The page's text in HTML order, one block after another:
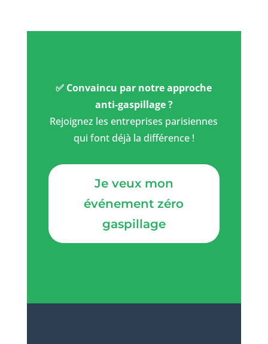
✅ Convaincu par notre approche
anti-gaspillage ?
Rejoignez les entreprises parisiennes
qui font déjà la différence !
Je veux mon
événement zéro
gaspillage